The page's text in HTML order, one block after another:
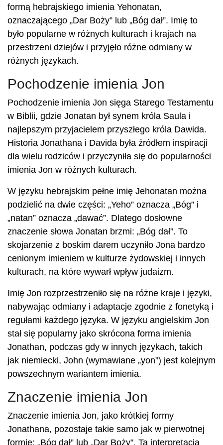
formą hebrajskiego imienia Yehonatan,
oznaczającego „Dar Boży” lub „Bóg dał”. Imię to
było popularne w różnych kulturach i krajach na
przestrzeni dziejów i przyjęło różne odmiany w
różnych językach.
Pochodzenie imienia Jon
Pochodzenie imienia Jon sięga Starego Testamentu
w Biblii, gdzie Jonatan był synem króla Saula i
najlepszym przyjacielem przyszłego króla Dawida.
Historia Jonathana i Davida była źródłem inspiracji
dla wielu rodziców i przyczyniła się do popularności
imienia Jon w różnych kulturach.
W języku hebrajskim pełne imię Jehonatan można
podzielić na dwie części: „Yeho” oznacza „Bóg” i
„natan” oznacza „dawać”. Dlatego dosłowne
znaczenie słowa Jonatan brzmi: „Bóg dał”. To
skojarzenie z boskim darem uczyniło Jona bardzo
cenionym imieniem w kulturze żydowskiej i innych
kulturach, na które wywarł wpływ judaizm.
Imię Jon rozprzestrzeniło się na różne kraje i języki,
nabywając odmiany i adaptacje zgodnie z fonetyką i
regułami każdego języka. W języku angielskim Jon
stał się popularny jako skrócona forma imienia
Jonathan, podczas gdy w innych językach, takich
jak niemiecki, John (wymawiane „yon”) jest kolejnym
powszechnym wariantem imienia.
Znaczenie imienia Jon
Znaczenie imienia Jon, jako krótkiej formy
Jonathana, pozostaje takie samo jak w pierwotnej
formie: „Bóg dał” lub „Dar Boży”. Ta interpretacja